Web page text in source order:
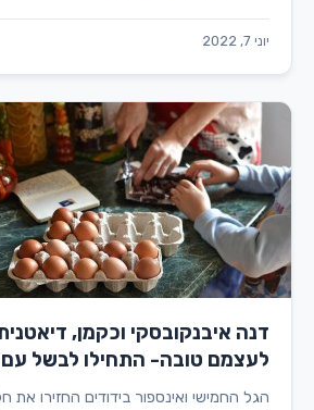
יוני 7, 2022
דנה איבנקובסקי וכקמן,
לעצמם טובה- התחילו לבשל עם
הגל החמישי ואינספור בידודים החזירו את